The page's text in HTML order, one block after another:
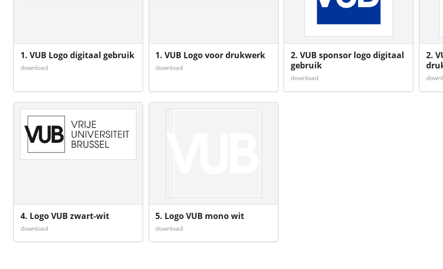
1. VUB Logo digitaal gebruik
download
1. VUB Logo voor drukwerk
download
2. VUB sponsor logo digitaal
gebruik
download
2.
4. Logo VUB zwart-wit
download
5. Logo VUB mono wit
download